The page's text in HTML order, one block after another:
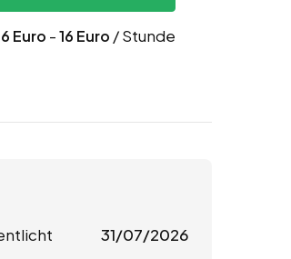
Euro -16 Euro / Stunde
31/07/2026